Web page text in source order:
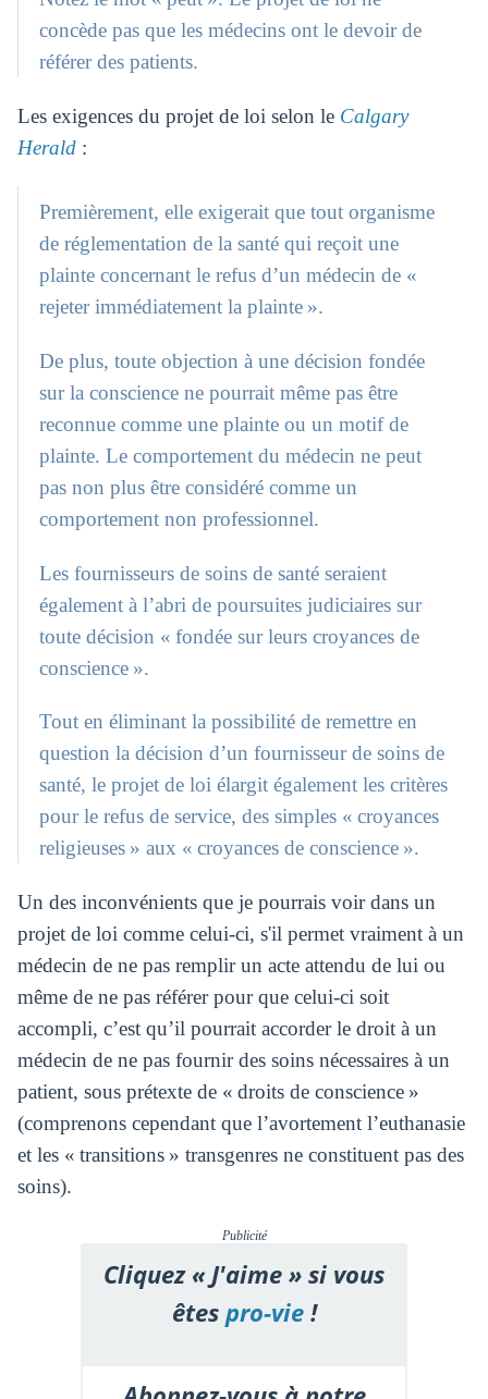
concède pas que les médecins ont le devoir de
référer des patients.
Les exigences du projet de loi selon le Calgary
Herald:
Premièrement, elle exigerait que tout organisme
de réglementation de la santé qui reçoit une
plainte concernant le refus d’un médecin de «
rejeter immédiatement la plainte ».
De plus, toute objection à une décision fondée
sur la conscience ne pourrait même pas être
reconnue comme une plainte ou un motif de
plainte. Le comportement du médecin ne peut
pas non plus être considéré comme un
comportement non professionnel.
Les fournisseurs de soins de santé seraient
également à l’abri de poursuites judiciaires sur
toute décision « fondée sur leurs croyances de
conscience ».
Tout en éliminant la possibilité de remettre en
question la décision d’un fournisseur de soins de
santé, le projet de loi élargit également les critères
pour le refus de service, des simples « croyances
religieuses » aux « croyances de conscience ».
Un des inconvénients que je pourrais voir dans un
projet de loi comme celui-ci, s'il permet vraiment à un
médecin de ne pas remplir un acte attendu de lui ou
même de ne pas référer pour que celui-ci soit
accompli, c’est qu’il pourrait accorder le droit à un
médecin de ne pas fournir des soins nécessaires à un
patient, sous prétexte de « droits de conscience »
(comprenons cependant que l’avortement l’euthanasie
et les « transitions » transgenres ne constituent pas des
soins).
Publicité
Cliquez « J'aime » si vous
êtespro-vie!